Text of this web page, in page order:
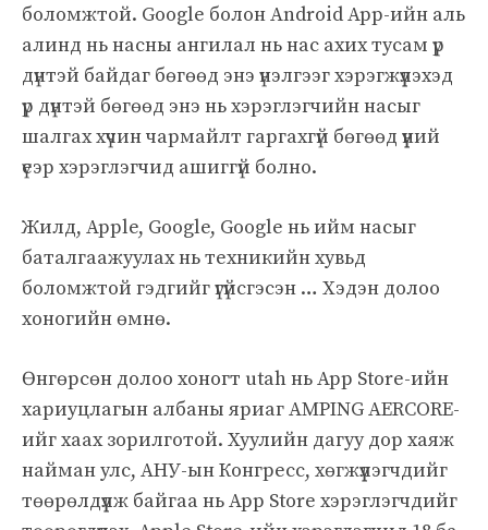
боломжтой. Google болон Android App-ийн аль
алинд нь насны ангилал нь нас ахих тусам үр
дүнтэй байдаг бөгөөд энэ үнэлгээг хэрэгжүүлэхэд
үр дүнтэй бөгөөд энэ нь хэрэглэгчийн насыг
шалгах хүчин чармайлт гаргахгүй бөгөөд үүний
үеэр хэрэглэгчид ашиггүй болно.
Жилд, Apple, Google, Google нь ийм насыг
баталгаажуулах нь техникийн хувьд
боломжтой гэдгийг үгүйсгэсэн … Хэдэн долоо
хоногийн өмнө.
Өнгөрсөн долоо хоногт utah нь App Store-ийн
хариуцлагын албаны яриаг AMPING AERCORE-
ийг хаах зорилготой. Хуулийн дагуу дор хаяж
найман улс, АНУ-ын Конгресс, хөгжүүлэгчдийг
төөрөлдүүлж байгаа нь App Store хэрэглэгчдийг